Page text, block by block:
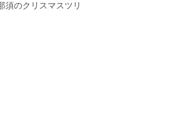
のクリスマスツリ